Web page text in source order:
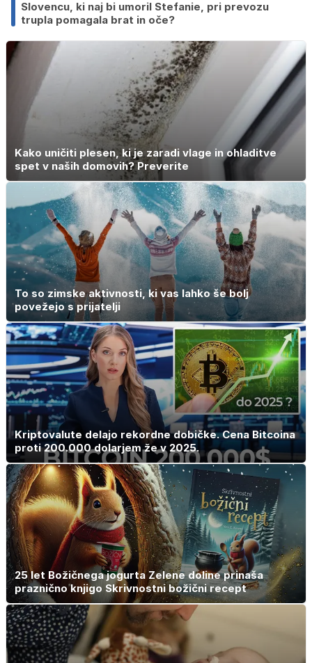
Slovencu, ki naj bi umoril Stefanie, pri prevozu
trupla pomagala brat in oče?
Kako uničiti plesen, ki je zaradi vlage in ohladitve
spet v naših domovih? Preverite
To so zimske aktivnosti, ki vas lahko še bolj
povežejo s prijatelji
Kriptovalute delajo rekordne dobičke. Cena Bitcoina
proti 200.000 dolarjem že v 2025.
25 let Božičnega jogurta Zelene doline prinaša
praznično knjigo Skrivnostni božični recept